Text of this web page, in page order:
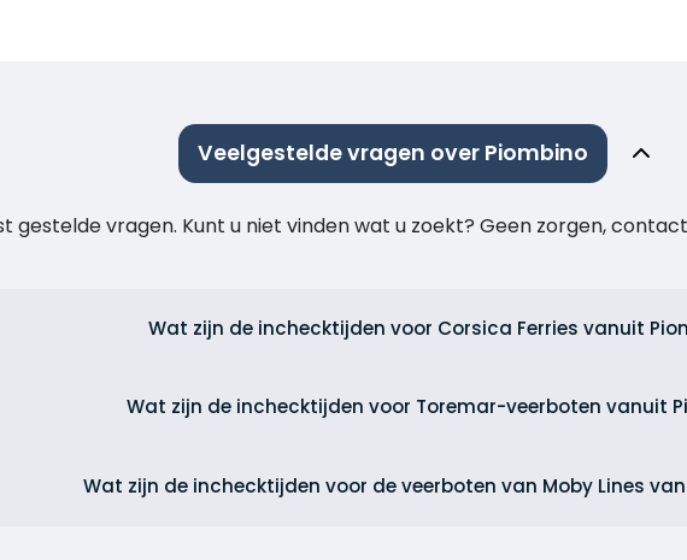
Veelgestelde vragen over Piombino
gestelde vragen. Kunt u niet vinden wat u zoekt? Geen zorgen,
Wat zijn de inchecktijden voor Corsica Ferries vanuit
Wat zijn de inchecktijden voor Toremar-veerboten vanuit
Wat zijn de inchecktijden voor de veerboten van Moby Lines